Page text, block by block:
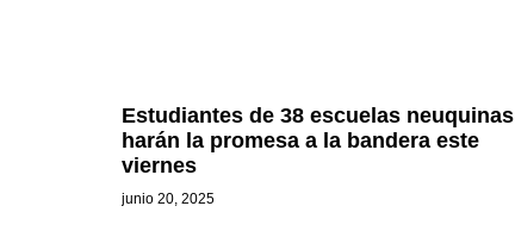
Estudiantes de 38 escuelas neuquinas
harán la promesa a la bandera este
viernes
junio 20, 2025